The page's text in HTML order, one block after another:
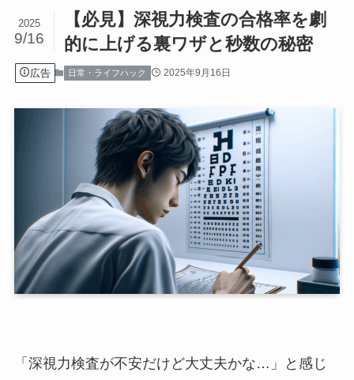
【必見】深視力検査の合格率を劇
的に上げる裏ワザと秒数の秘密
2025
9/16
広告 日常・ライフハック 2025年9月16日
「深視力検査が不安だけど大丈夫かな…」と感じ